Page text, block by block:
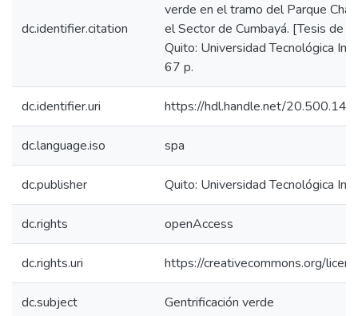
dc.identifier.citation
verde en el tramo del Parque
el Sector de Cumbayá. [Tesis de
Quito: Universidad Tecnológica
67 p.
dc.identifier.uri https://hdl.handle.net/
dc.language.iso spa
dc.publisher Quito: Universidad Tecnológica
dc.rights openAccess
dc.rights.uri https://creativecommons.org/
dc.subject Gentrificación verde